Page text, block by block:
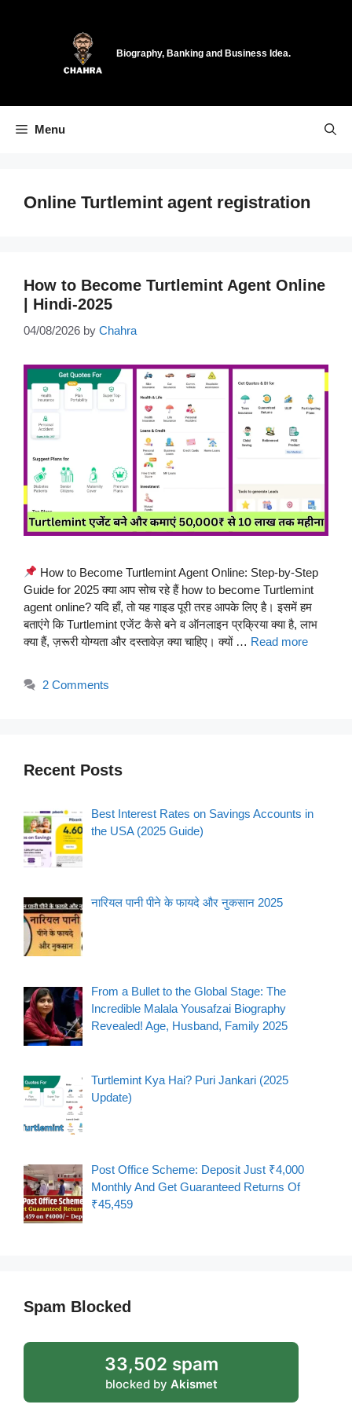
Biography, Banking and Business Idea.
Menu
Online Turtlemint agent registration
How to Become Turtlemint Agent Online
| Hindi-2025
04/08/2026 by Chahra
How to Become Turtlemint Agent Online: Step-by-Step
Guide for 2025 क्या आप सोच रहे हैं how to become Turtlemint
agent online? यदि हाँ, तो यह गाइड पूरी तरह आपके लिए है। इसमें हम
बताएंगे कि Turtlemint एजेंट कैसे बने व ऑनलाइन प्रक्रिया क्या है, लाभ
क्या हैं, ज़रूरी योग्यता और दस्तावेज़ क्या चाहिए। क्यों … Read more
2 Comments
Recent Posts
Best Interest Rates on Savings Accounts in
the USA (2025 Guide)
नारियल पानी पीने के फायदे और नुकसान 2025
From a Bullet to the Global Stage: The
Incredible Malala Yousafzai Biography
Revealed! Age, Husband, Family 2025
Turtlemint Kya Hai? Puri Jankari (2025
Update)
Post Office Scheme: Deposit Just ₹4,000
Monthly And Get Guaranteed Returns Of
₹45,459
Spam Blocked
33,502 spam
blocked by Akismet